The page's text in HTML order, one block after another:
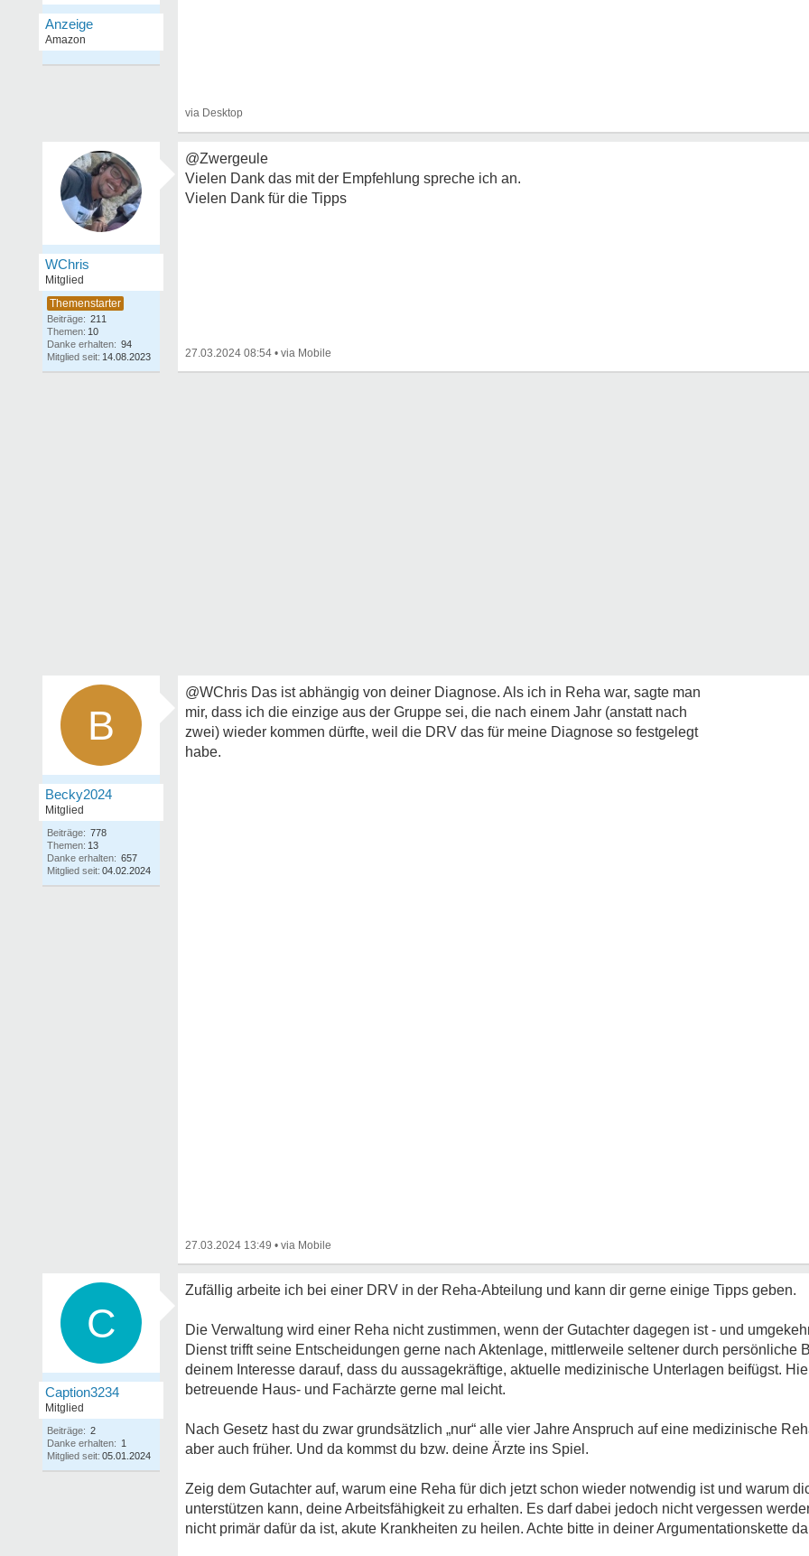
WChris
Mitglied
Beiträge: 211
Themen: 10
Danke erhalten: 94
Mitglied seit: 14.08.2023
@Zwergeule
Vielen Dank das mit der Empfehlung spreche ich an.
Vielen Dank für die Tipps
27.03.2024 08:54 •
B
Becky2024
Mitglied
Beiträge: 778
Themen: 13
Danke erhalten: 657
Mitglied seit: 04.02.2024
@WChris Das ist abhängig von deiner Diagnose. Als ich in Reha war, sagte man
mir, dass ich die einzige aus der Gruppe sei, die nach einem Jahr (anstatt nach
zwei) wieder kommen dürfte, weil die DRV das für meine Diagnose so festgelegt
habe.
27.03.2024 13:49 •
C
Caption3234
Mitglied
Beiträge: 2
Danke erhalten: 1
Mitglied seit: 05.01.2024
Zufällig arbeite ich bei einer DRV in der Reha-Abteilung und kann dir gerne einige Tipps geben.
Die Verwaltung wird einer Reha nicht zustimmen, wenn der Gutachter dagegen ist - und
Dienst trifft seine Entscheidungen gerne nach Aktenlage, mittlerweile seltener durch persönliche
deinem Interesse darauf, dass du aussagekräftige, aktuelle medizinische Unterlagen beifügst.
betreuende Haus- und Fachärzte gerne mal leicht.
Nach Gesetz hast du zwar grundsätzlich „nur“ alle vier Jahre Anspruch auf eine medizinische
aber auch früher. Und da kommst du bzw. deine Ärzte ins Spiel.
Zeig dem Gutachter auf, warum eine Reha für dich jetzt schon wieder notwendig ist und warum
unterstützen kann, deine Arbeitsfähigkeit zu erhalten. Es darf dabei jedoch nicht vergessen
nicht primär dafür da ist, akute Krankheiten zu heilen. Achte bitte in deiner Argumentationskette